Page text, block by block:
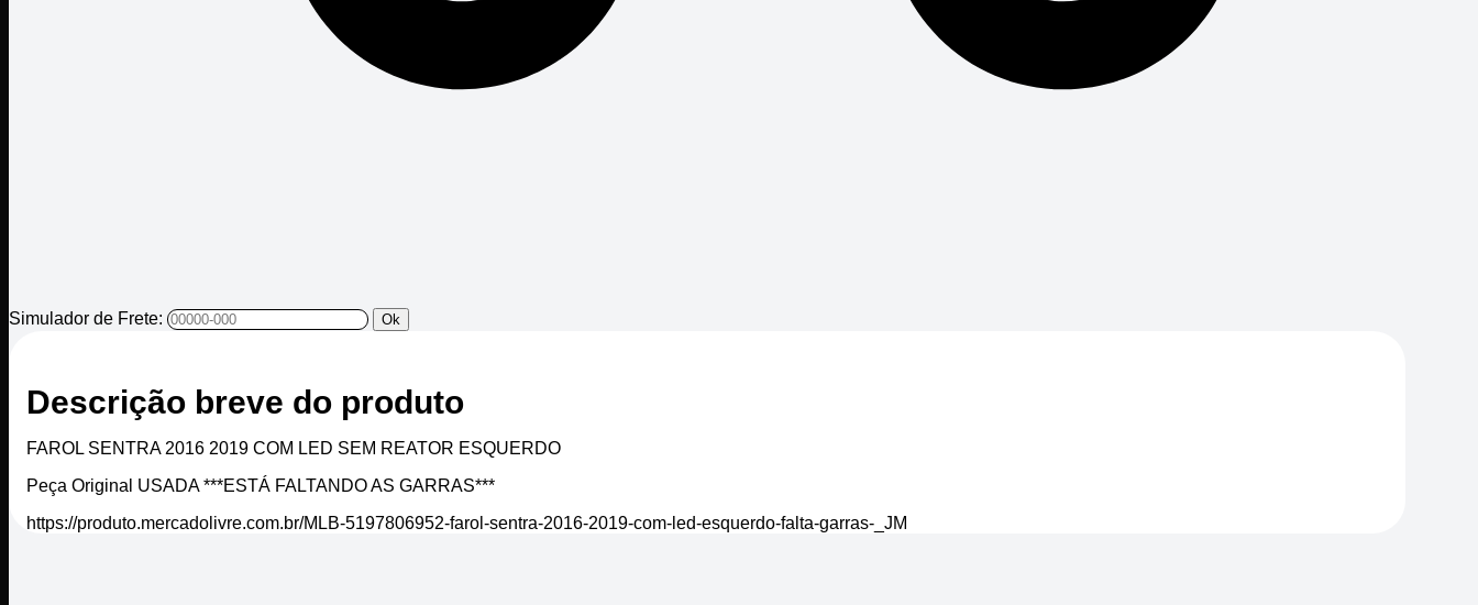
Simulador de Frete: Ok
Descrição breve do produto
FAROL SENTRA 2016 2019 COM LED SEM REATOR ESQUERDO
Peça Original USADA ***ESTÁ FALTANDO AS GARRAS***
https://produto.mercadolivre.com.br/MLB-5197806952-farol-sentra-2016-2019-com-led-esquerdo-falta-garras-_JM